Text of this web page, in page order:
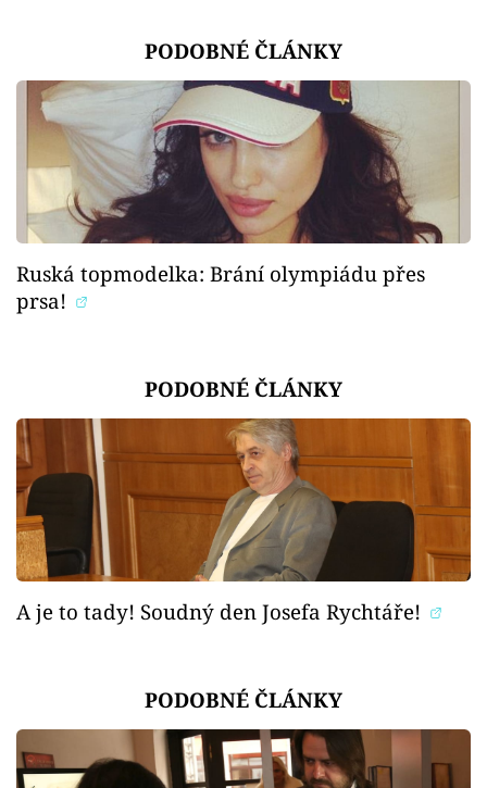
PODOBNÉ ČLÁNKY
Ruská topmodelka: Brání olympiádu přes
prsa!
PODOBNÉ ČLÁNKY
A je to tady! Soudný den Josefa Rychtáře!
PODOBNÉ ČLÁNKY